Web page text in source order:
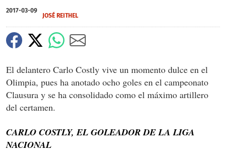
2017-03-09
JOSÉ REITHEL
El delantero Carlo Costly vive un momento dulce en el
Olimpia, pues ha anotado ocho goles en el campeonato
Clausura y se ha consolidado como el máximo artillero
del certamen.
CARLO COSTLY, EL GOLEADOR DE LA LIGA
NACIONAL